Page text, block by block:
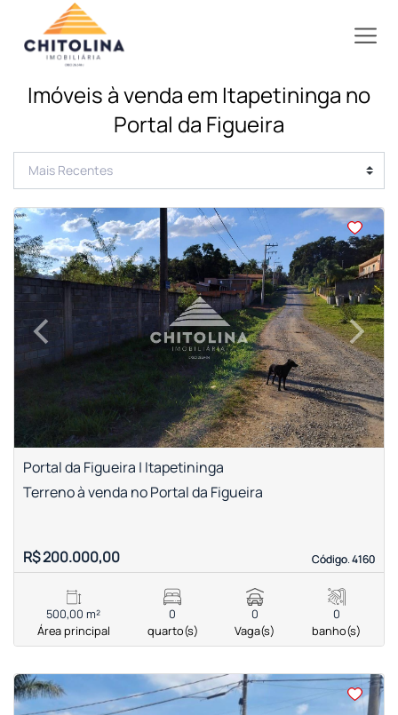
Imóveis à venda em Itapetininga no
Portal da Figueira
<<< <
‹Previous ›
Next
Portal da Figueira | Itapetininga
Código. 4160
Código. 4160
Terreno à venda no Portal da Figueira
R$ 200.000,00
500,00 m²
Área principal
0
quarto(s)
0
Vaga(s)
0
banho(s)
<